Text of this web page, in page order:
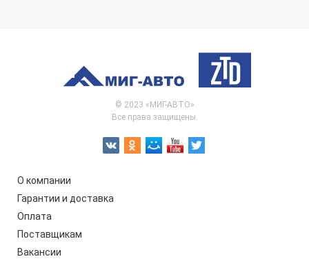
© 2023 «МИГ-АВТО»
Все права защищены.
О компании
Гарантии и доставка
Оплата
Поставщикам
Вакансии